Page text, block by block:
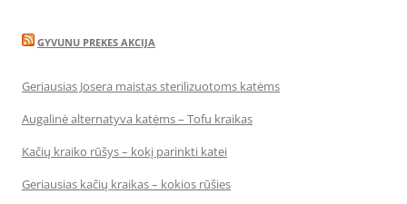
GYVUNU PREKES AKCIJA
Geriausias Josera maistas sterilizuotoms katėms
Augalinė alternatyva katėms – Tofu kraikas
Kačių kraiko rūšys – kokį parinkti katei
Geriausias kačių kraikas – kokios rūšies